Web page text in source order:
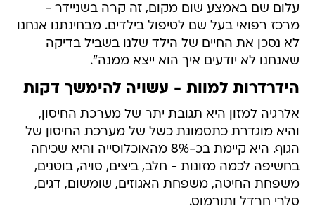
עלום שם באמצע שום מקום, זה קרה בשניידר -
מרכז רפואי בעל שם לטיפול בילדים. מבחינתנו אנחנו
לא נסכן את החיים של הילד שלנו בשביל בדיקה
שאנחנו לא יודעים איך הוא ייצא ממנה".
הידרדרות למוות - עשויה להימשך דקות
אלרגיה למזון היא תגובת יתר של מערכת החיסון,
והיא מוגדרת כתסמונת כשל של מערכת החיסון של
הגוף. היא קיימת בכ-8% מהאוכלוסייה והיא שכיחה
בחשיפה לכמה מזונות - חלב, ביצים, סויה, בוטנים,
משפחת החיטה, משפחת האגוזים, שומשום, דגים,
סלרי חרדל ותורמוס.